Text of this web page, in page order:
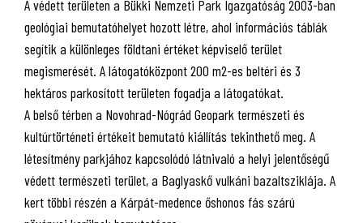
A védett területen a Bükki Nemzeti Park Igazgatóság 2003-ban
geológiai bemutatóhelyet hozott létre, ahol információs táblák
segítik a különleges földtani értéket képviselő terület
megismerését. A látogatóközpont 200 m2-es beltéri és 3
hektáros parkosított területen fogadja a látogatókat.
A belső térben a Novohrad-Nógrád Geopark természeti és
kultúrtörténeti értékeit bemutató kiállítás tekinthető meg. A
létesítmény parkjához kapcsolódó látnivaló a helyi jelentőségű
védett természeti terület, a Baglyaskő vulkáni bazaltsziklája. A
kert többi részén a Kárpát-medence őshonos fás szárú